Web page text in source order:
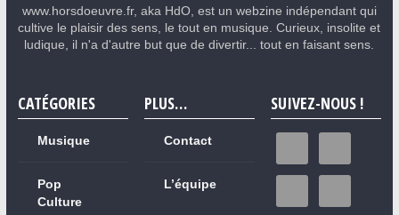
www.horsdoeuvre.fr, aka HdO, est un webzine indépendant qui
cultive le plaisir des sens, le tout en musique. Curieux, insolite et
ludique, il n'a d'autre but que de divertir... tout en faisant sens.
CATÉGORIES
Musique
Pop
Culture
PLUS…
Contact
L’équipe
SUIVEZ-NOUS !